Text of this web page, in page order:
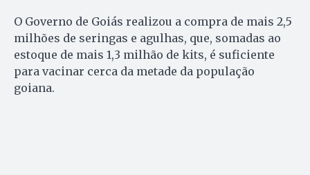
O Governo de Goiás realizou a compra de mais 2,5
milhões de seringas e agulhas, que, somadas ao
estoque de mais 1,3 milhão de kits, é suficiente
para vacinar cerca da metade da população
goiana.